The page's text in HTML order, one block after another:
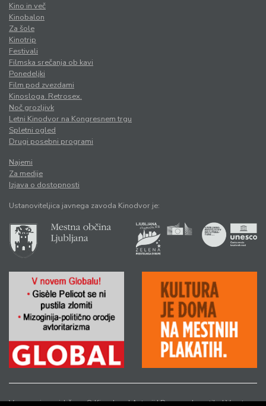
Kino in več
Kinobalon
Za šole
Kinotrip
Festivali
Filmska srečanja ob kavi
Ponedeljki
Film pod zvezdami
Kinosloga. Retrosex.
Noč grozljivk
Letni Kinodvor na Kongresnem trgu
Spletni ogled
Drugi posebni programi
Najemi
Za medije
Izjava o dostopnosti
Ustanoviteljica javnega zavoda Kinodvor je:
Vse pravice pridržane © Kinodvor |Avtorji|Pravno obvestilo|Varstvo